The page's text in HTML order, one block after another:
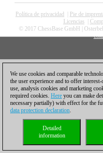
Política de privacidad Pie de
Licencias
© 2017 ChessBase GmbH |
We use cookies and comparable
the user experience and to offer
use, analysis cookies and marketing
required cookies. Here you can make
necessary partially) with effect for the
data protection declaration.
Detailed
information